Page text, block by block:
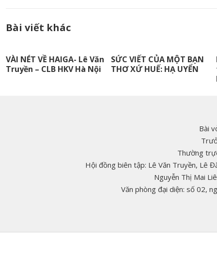
Bài viết khác
VÀI NÉT VỀ HAIGA- Lê Văn
Truyền – CLB HKV Hà Nội
SỨC VIẾT CỦA MỘT BẠN
THƠ XỨ HUẾ: HẠ UYỂN
Bài
Thường
Hội đồng biên tập: Lê Văn Truyền, Lê
Nguyễn Thị Mai
Văn phòng đại diện: số 02,